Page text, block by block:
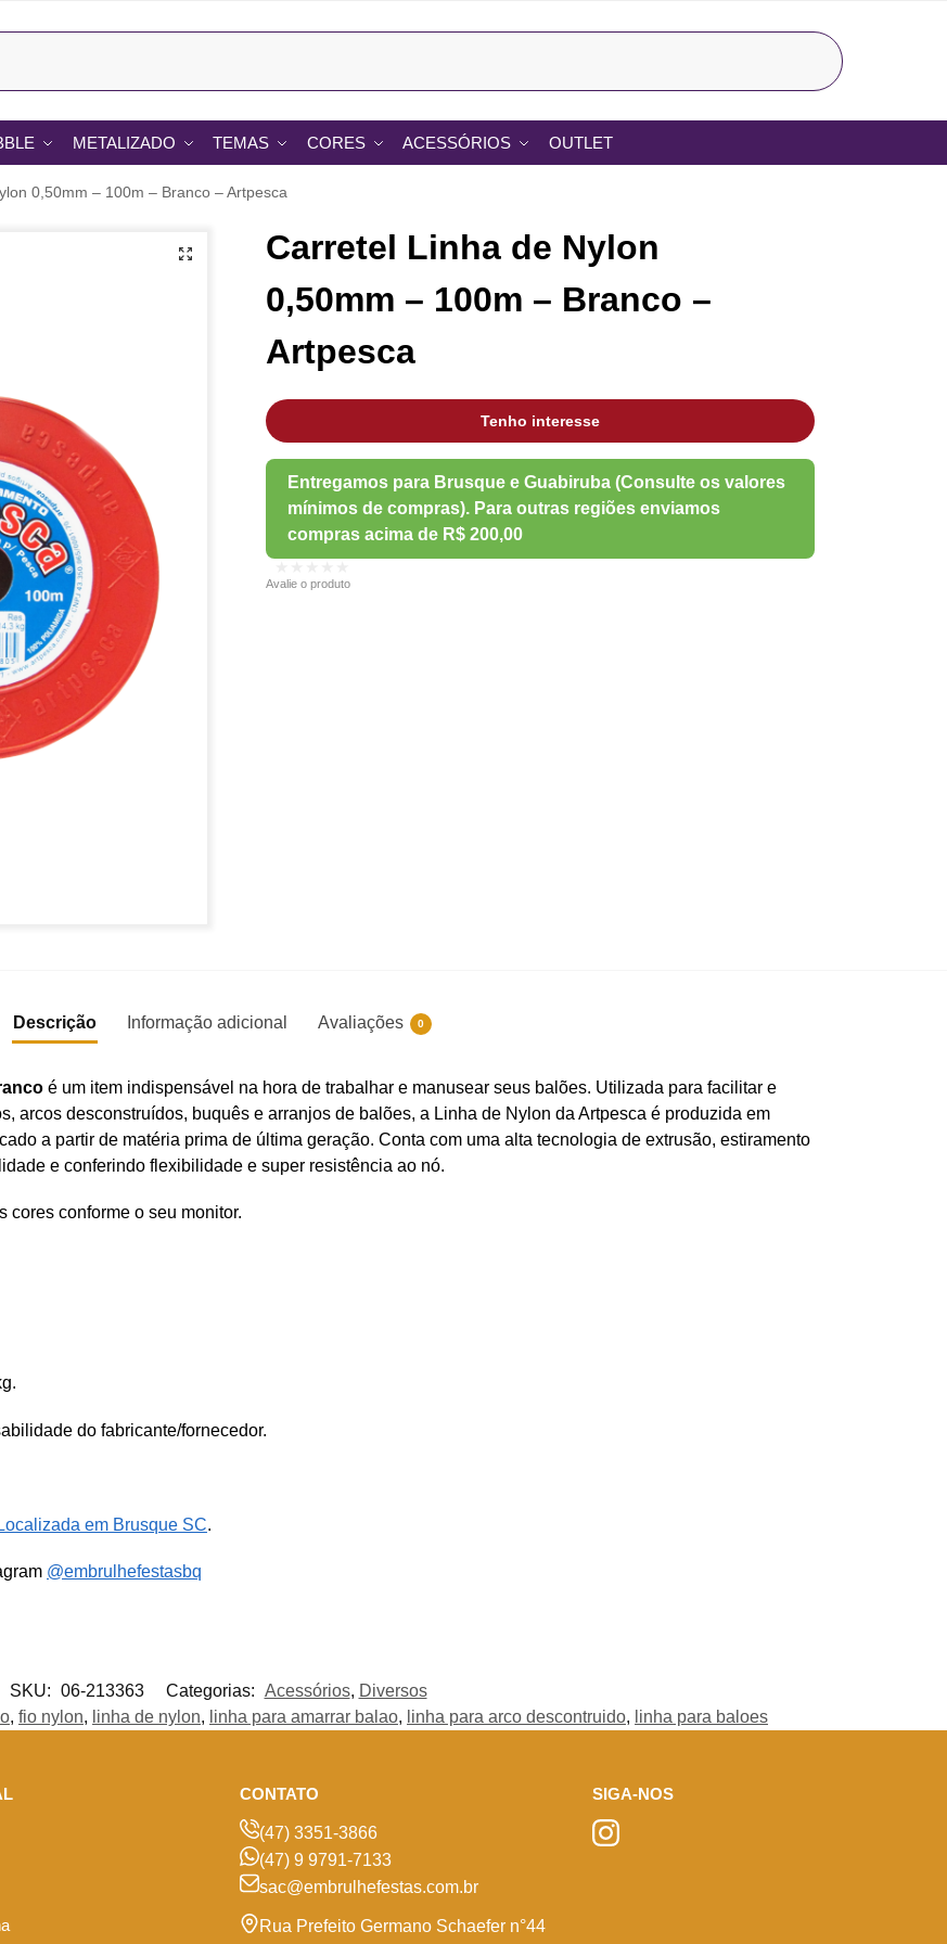
Pesquisar
METALIZADO TEMAS CORES ACESSÓRIOS OUTLET
0,50mm – 100m – Branco – Artpesca
Carretel Linha de Nylon
0,50mm – 100m – Branco –
Artpesca
Tenho interesse
Avalie o produto
Descrição Informação adicional Avaliações 0
é um item indispensável na hora de trabalhar e manusear seus balões. Utilizada para facilitar e
arcos desconstruídos, buquês e arranjos de balões, a Linha de Nylon da Artpesca é produzida em
a partir de matéria prima de última geração. Conta com uma alta tecnologia de extrusão, estiramento
e conferindo flexibilidade e super resistência ao nó.
cores conforme o seu monitor.
do fabricante/fornecedor.
Localizada em Brusque SC.
@embrulhefestasbq
SKU: 06-213363 Categorias: Acessórios, Diversos
, fio nylon, linha de nylon, linha para amarrar balao, linha para arco descontruido, linha para baloes
CONTATO
(47) 3351-3866
(47) 9 9791-7133
sac@embrulhefestas.com.br
Rua Prefeito Germano Schaefer n°44
SIGA-NOS